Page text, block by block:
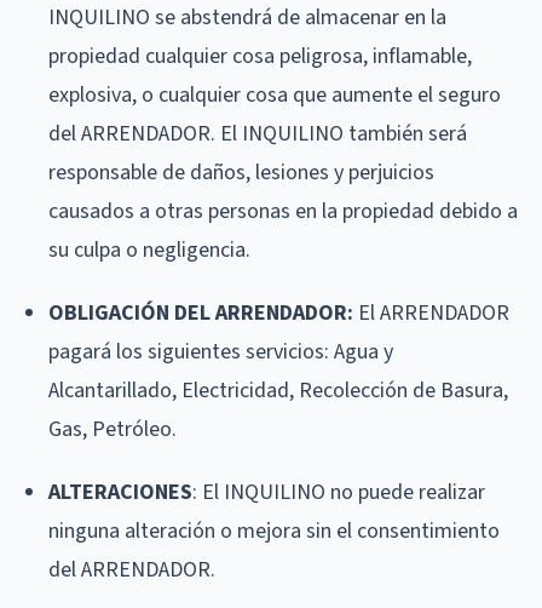
INQUILINO se abstendrá de almacenar en la
propiedad cualquier cosa peligrosa, inflamable,
explosiva, o cualquier cosa que aumente el seguro
del ARRENDADOR. El INQUILINO también será
responsable de daños, lesiones y perjuicios
causados a otras personas en la propiedad debido a
su culpa o negligencia.
OBLIGACIÓN DEL ARRENDADOR: El ARRENDADOR
pagará los siguientes servicios: Agua y
Alcantarillado, Electricidad, Recolección de Basura,
Gas, Petróleo.
ALTERACIONES: El INQUILINO no puede realizar
ninguna alteración o mejora sin el consentimiento
del ARRENDADOR.